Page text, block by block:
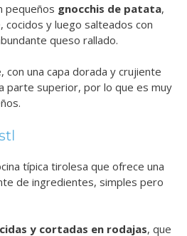
pequeños gnocchis de patata,
cocidos y luego salteados con
queso rallado.
con una capa dorada y crujiente
parte superior, por lo que es muy
típica tirolesa que ofrece una
de ingredientes, simples pero
y cortadas en rodajas, que